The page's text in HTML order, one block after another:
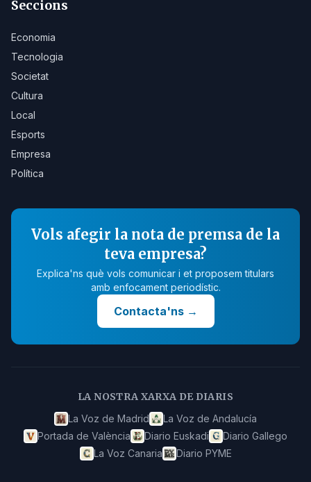
Seccions
Economia
Tecnologia
Societat
Cultura
Local
Esports
Empresa
Política
Vols afegir la nota de premsa de la
teva empresa?
Explica'ns què vols comunicar i et proposem titulars
amb enfocament periodístic.
Contacta'ns→
LA NOSTRA XARXA DE DIARIS
La Voz de Madrid
La Voz de Andalucía
Portada de València
Diario Euskadi
Diario Gallego
La Voz Canaria
Diario PYME